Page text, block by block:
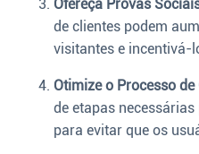
Ofereça Provas
de clientes podem
visitantes e incentivá-
Otimize o Processo de
de etapas
para evitar que os